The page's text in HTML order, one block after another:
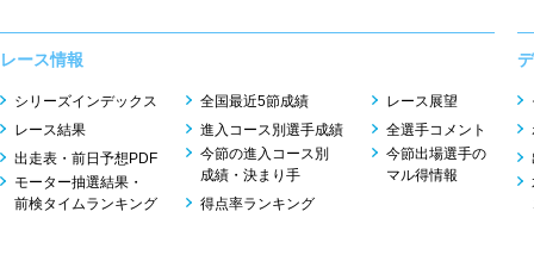
レース情報
シリーズインデックス
レース結果
出走表・前日予想PDF
モーター抽選結果・
前検タイムランキング
全国最近5節成績
進入コース別選手成績
今節の進入コース別
成績・決まり手
得点率ランキング
レース展望
全選手コメント
今節出場選手の
マル得情報